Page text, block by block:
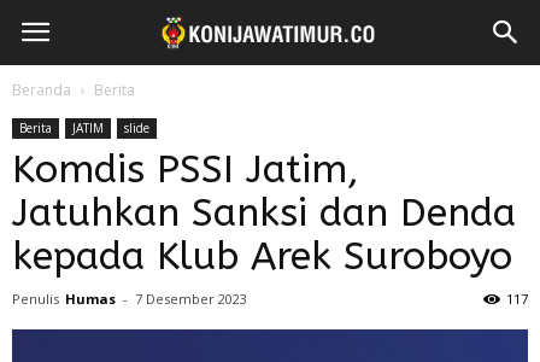
Beranda Berita
Berita JATIM slide
Komdis PSSI Jatim,
Jatuhkan Sanksi dan Denda
kepada Klub Arek Suroboyo
Penulis Humas - 7 Desember 2023 117